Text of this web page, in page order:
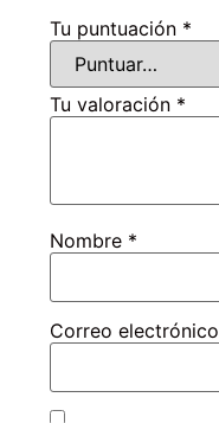
Tu puntuación *
Tu valoración *
Nombre *
Correo electrónico